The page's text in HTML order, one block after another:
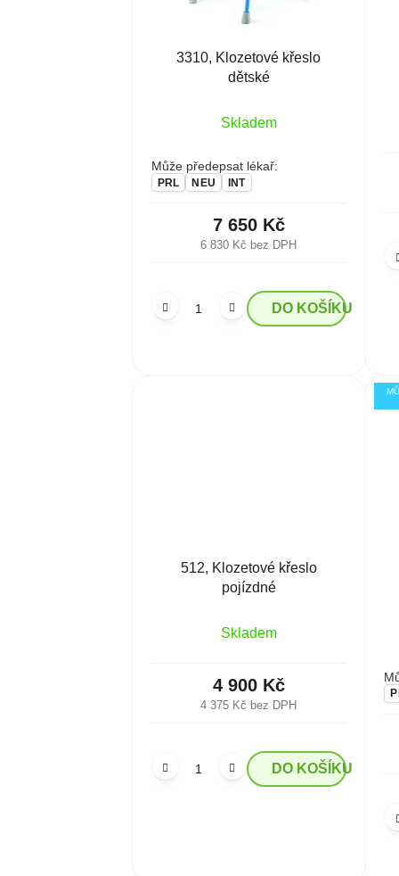
3310, Klozetové křeslo
dětské
Skladem
Může předepsat lékař:
PRL NEU INT
6 830 Kč bez DPH
7 650 Kč
DO KOŠÍKU
512, Klozetové křeslo
pojízdné
Skladem
4 375 Kč bez DPH
4 900 Kč
DO KOŠÍKU